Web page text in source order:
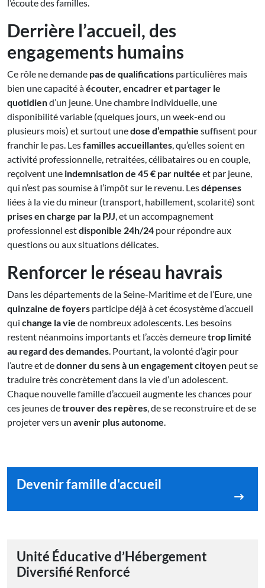
l’écoute des familles.
Derrière l’accueil, des
engagements humains
Ce rôle ne demande pas de qualifications particulières mais
bien une capacité àécouter, encadrer et partager le
quotidiend’un jeune. Une chambre individuelle, une
disponibilité variable (quelques jours, un week-end ou
plusieurs mois) et surtout unedose d’empathie suffisent pour
franchir le pas. Lesfamilles accueillantes, qu’elles soient en
activité professionnelle, retraitées, célibataires ou en couple,
reçoivent une indemnisation de 45 € par nuitée et par jeune,
qui n’est pas soumise à l’impôt sur le revenu. Lesdépenses
liées à la vie du mineur (transport, habillement, scolarité) sont
prises en charge par la PJJ, et un accompagnement
professionnel estdisponible 24h/24 pour répondre aux
questions ou aux situations délicates.
Renforcer le réseau havrais
Dans les départements de la Seine-Maritime et de l’Eure, une
quinzaine de foyers participe déjà à cet écosystème d’accueil
qui change la vie de nombreux adolescents. Les besoins
restent néanmoins importants et l’accès demeuretrop limité
au regard des demandes. Pourtant, la volonté d’agir pour
l’autre et dedonner du sens à un engagement citoyen peut se
traduire très concrètement dans la vie d’un adolescent.
Chaque nouvelle famille d’accueil augmente les chances pour
ces jeunes detrouver des repères, de se reconstruire et de se
projeter vers un avenir plus autonome.
Devenir famille d'accueil
Unité Éducative d’Hébergement
Diversifié Renforcé